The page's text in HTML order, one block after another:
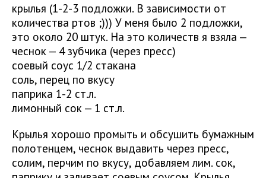
крылья (1-2-3 подложки. В зависимости от
количества ртов ;))) У меня было 2 подложки,
это около 20 штук. На это количеств я взяла —
чеснок — 4 зубчика (через пресс)
соевый соус 1/2 стакана
соль, перец по вкусу
паприка 1-2 ст.л.
лимонный сок — 1 ст.л.
Крылья хорошо промыть и обсушить бумажным
полотенцем, чеснок выдавить через пресс,
солим, перчим по вкусу, добавляем лим. сок,